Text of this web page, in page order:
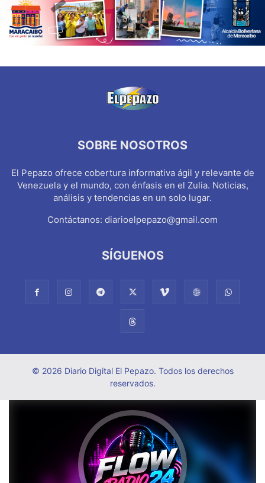
SOBRE NOSOTROS
El Pepazo ofrece cobertura informativa ágil y relevante de
Venezuela y el mundo, con énfasis en el Zulia. Noticias,
análisis y tendencias en un solo lugar.
Contáctanos: diarioelpepazo@gmail.com
SÍGUENOS
© 2026 Diario Digital El Pepazo. Todos los derechos
reservados.